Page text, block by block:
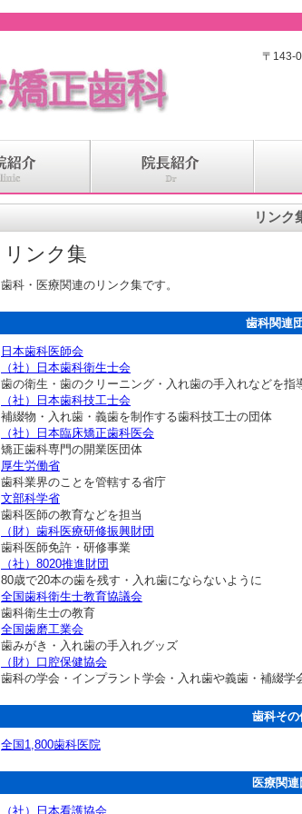
〒143-
リンク
リンク集
歯科・医療関連のリンク集です。
歯科関連
日本歯科医師会
（社）日本歯科衛生士会
歯の衛生・歯のクリーニング・入れ歯の手入れなどを指
（社）日本歯科技工士会
補綴物・入れ歯・義歯を制作する歯科技工士の団体
（社）日本臨床矯正歯科医会
矯正歯科専門の開業医団体
厚生労働省
歯科業界のことを管轄する省庁
文部科学省
歯科医師の教育などを担当
（財）歯科医療研修振興財団
歯科医師免許・研修事業
（社）8020推進財団
80歳で20本の歯を残す・入れ歯にならないように
全国歯科衛生士教育協議会
歯科衛生士の教育
全国歯磨工業会
歯みがき・入れ歯の手入れグッズ
（財）口腔保健協会
歯科の学会・インプラント学会・入れ歯や義歯・補綴学
歯科その
全国1,800歯科医院
医療関連
（社）日本看護協会